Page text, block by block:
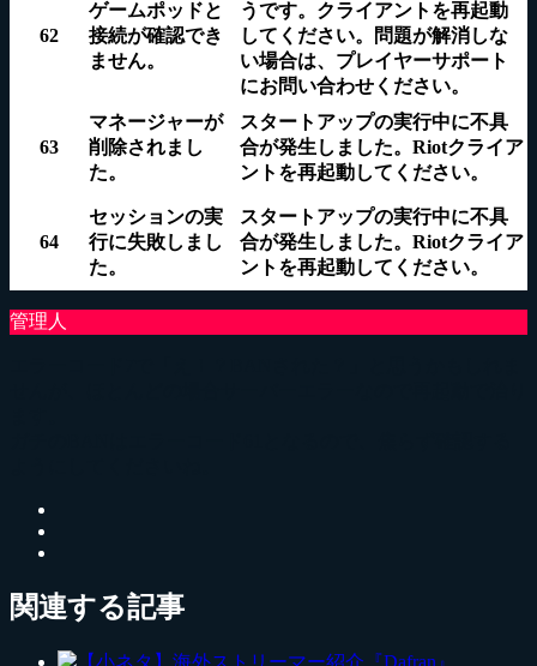
62
ゲームポッドと
接続が確認でき
ません。
うです。 クライアントを再起動
してください。問題が解消しな
い場合は、プレイヤーサポート
にお問い合わせ ください。
63
マネージャーが
削除されまし
た。
スタートアップの実行中に不具
合が発生しました。 Riotクライア
ントを再起動してください。
64
セッションの実
行に失敗しまし
た。
スタートアップの実行中に不具
合が発生しました。 Riotクライア
ントを再起動してください。
関連する記事